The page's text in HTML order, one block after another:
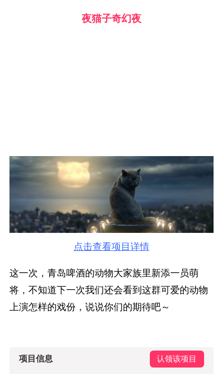
夜猫子奇幻夜
点击查看项目详情
这一次，青岛啤酒的动物大家族里新添一员萌
将，不知道下一次我们还会看到这群可爱的动物
上演怎样的戏份，说说你们的期待吧～
项目信息 认领该项目